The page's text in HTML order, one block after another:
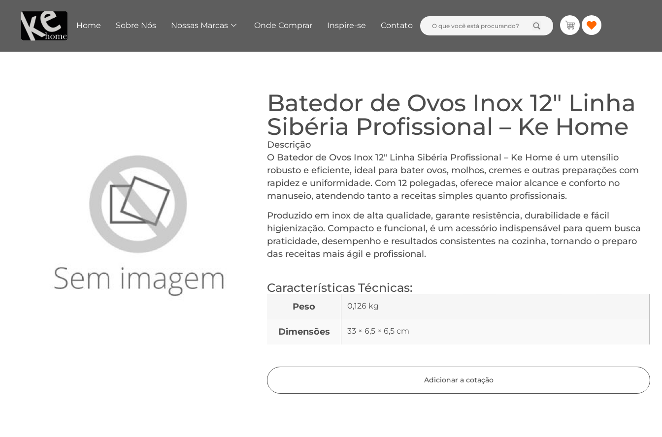
Home Sobre Nós Nossas Marcas Onde Comprar Inspire-se Contato
Batedor de Ovos Inox 12″ Linha
Sibéria Profissional – Ke Home
Descrição
O Batedor de Ovos Inox 12″ Linha Sibéria Profissional – Ke Home é um utensílio
robusto e eficiente, ideal para bater ovos, molhos, cremes e outras preparações com
rapidez e uniformidade. Com 12 polegadas, oferece maior alcance e conforto no
manuseio, atendendo tanto a receitas simples quanto profissionais.
Produzido em inox de alta qualidade, garante resistência, durabilidade e fácil
higienização. Compacto e funcional, é um acessório indispensável para quem busca
praticidade, desempenho e resultados consistentes na cozinha, tornando o preparo
das receitas mais ágil e profissional.
Características Técnicas:
Peso 0,126 kg
Dimensões 33 × 6,5 × 6,5 cm
Adicionar a cotação